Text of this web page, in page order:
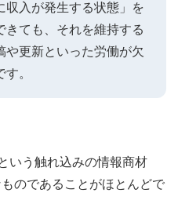
収入が発生する状態」を
きても、それを維持する
や更新といった労働が欠
。
いう触れ込みの情報商材
のであることがほとんどで